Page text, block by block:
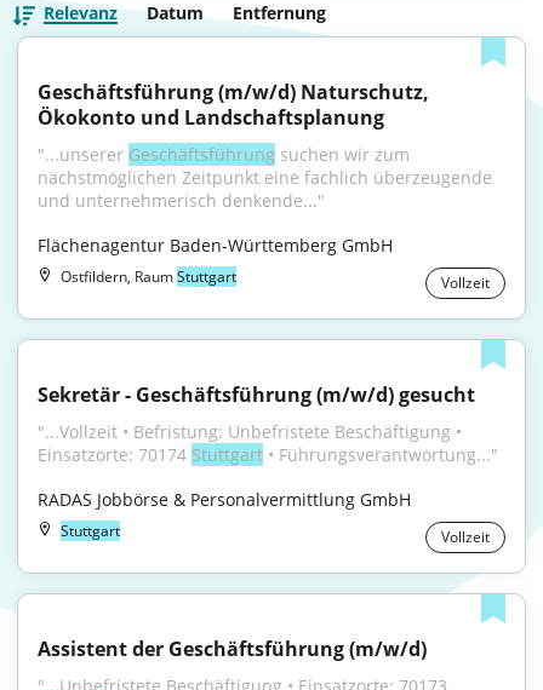
Relevanz Datum Entfernung
Geschäftsführung (m/w/d) Naturschutz,
Ökokonto und Landschaftsplanung
"...unserer Geschäftsführung suchen wir zum
nächstmöglichen Zeitpunkt eine fachlich überzeugende
und unternehmerisch denkende..."
Flächenagentur Baden-Württemberg GmbH
Ostfildern, RaumStuttgart Vollzeit
Sekretär - Geschäftsführung (m/w/d) gesucht
"...Vollzeit • Befristung: Unbefristete Beschäftigung •
Einsatzorte: 70174 Stuttgart • Führungsverantwortung..."
RADAS Jobbörse & Personalvermittlung GmbH
Stuttgart Vollzeit
Assistent der Geschäftsführung (m/w/d)